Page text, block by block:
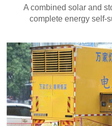
A combined solar and
complete energy self-